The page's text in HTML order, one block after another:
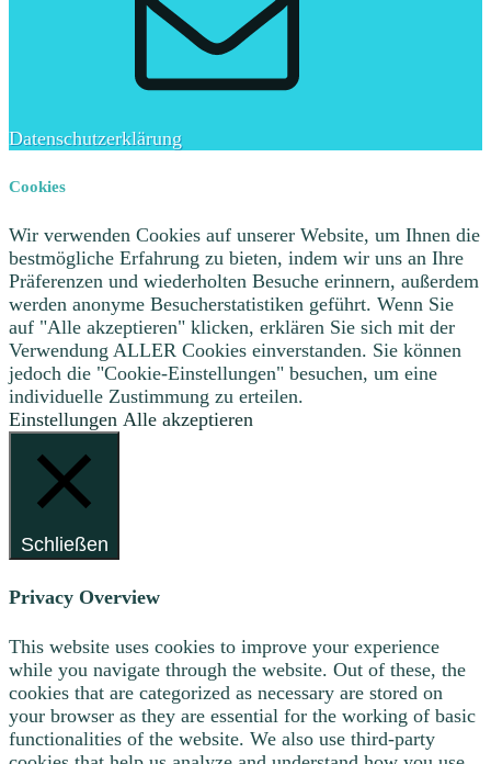
Datenschutzerklärung
Cookies
Wir verwenden Cookies auf unserer Website, um Ihnen die
bestmögliche Erfahrung zu bieten, indem wir uns an Ihre
Präferenzen und wiederholten Besuche erinnern, außerdem
werden anonyme Besucherstatistiken geführt. Wenn Sie
auf "Alle akzeptieren" klicken, erklären Sie sich mit der
Verwendung ALLER Cookies einverstanden. Sie können
jedoch die "Cookie-Einstellungen" besuchen, um eine
individuelle Zustimmung zu erteilen.
Einstellungen Alle akzeptieren
Schließen
Privacy Overview
This website uses cookies to improve your experience
while you navigate through the website. Out of these, the
cookies that are categorized as necessary are stored on
your browser as they are essential for the working of basic
functionalities of the website. We also use third-party